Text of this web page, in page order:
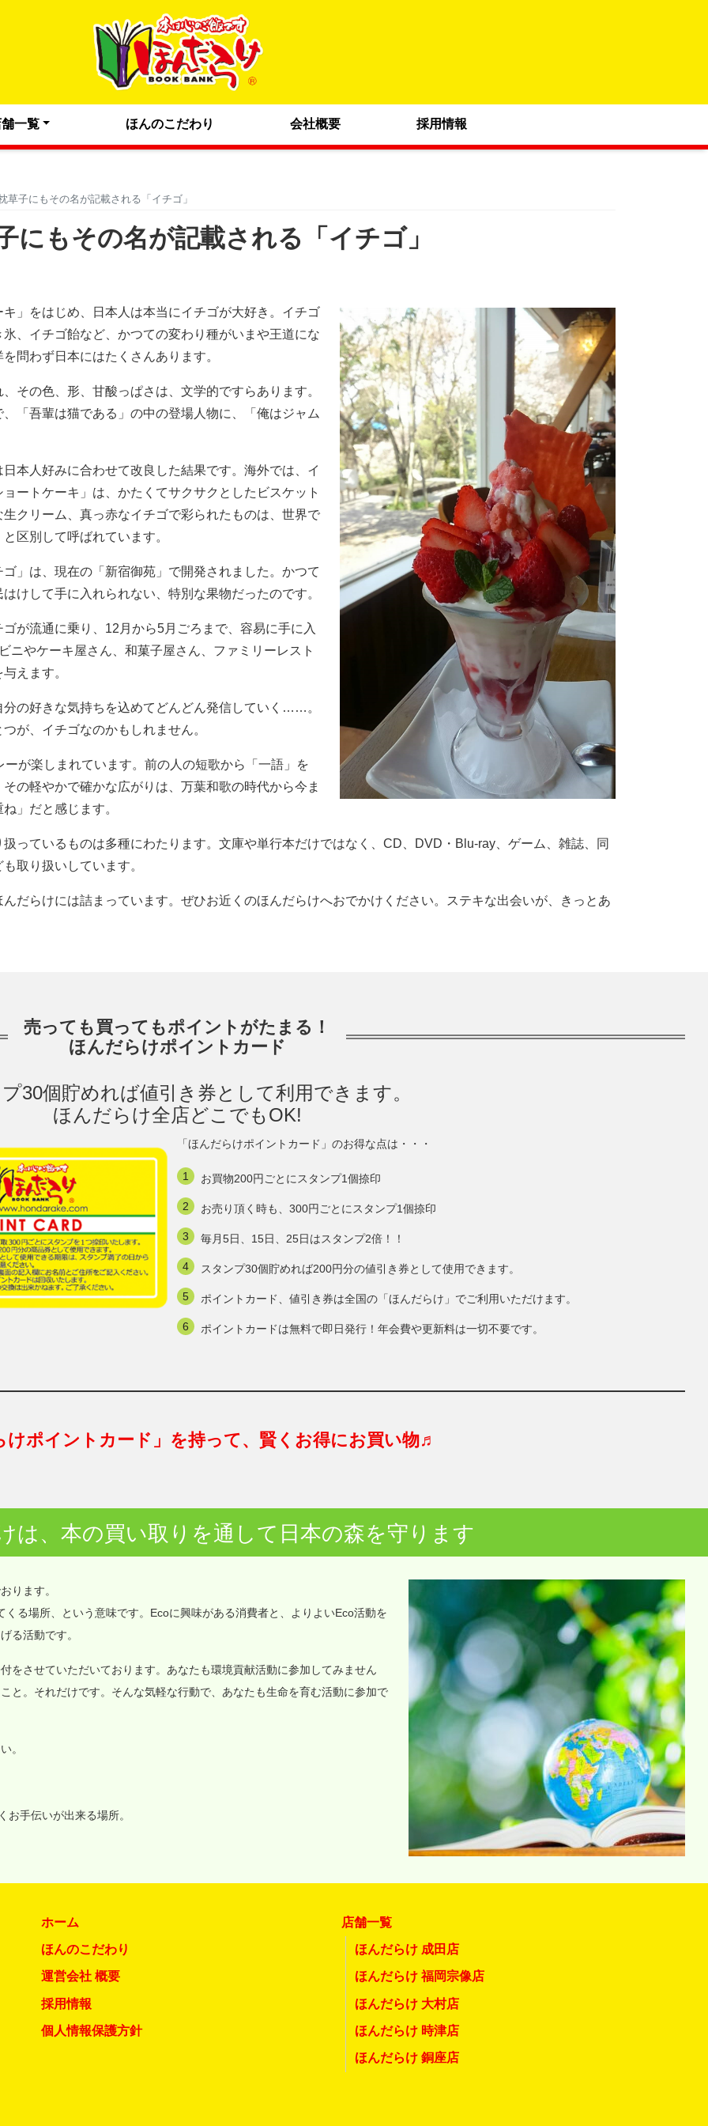
一覧 ほんのこだわり 会社概要 採用情報
草子にもその名が記載される「イチゴ」
にもその名が記載される「イチゴ」
」をはじめ、日本人は本当にイチゴが大好き。イチゴ
、イチゴ飴など、かつての変わり種がいまや王道にな
問わず日本にはたくさんあります。
その色、形、甘酸っぱさは、文学的ですらあります。
「吾輩は猫である」の中の登場人物に、「俺はジャム
本人好みに合わせて改良した結果です。海外では、イ
ートケーキ」は、かたくてサクサクとしたビスケット
クリーム、真っ赤なイチゴで彩られたものは、世界で
区別して呼ばれています。
」は、現在の「新宿御苑」で開発されました。かつて
けして手に入れられない、特別な果物だったのです。
が流通に乗り、12月から5月ごろまで、容易に手に入
ニやケーキ屋さん、和菓子屋さん、ファミリーレスト
えます。
の好きな気持ちを込めてどんどん発信していく……。
が、イチゴなのかもしれません。
が楽しまれています。前の人の短歌から「一語」を
の軽やかで確かな広がりは、万葉和歌の時代から今ま
」だと感じます。
っているものは多種にわたります。文庫や単行本だけではなく、CD、DVD・Blu-ray、ゲーム、雑誌、同
取り扱いしています。
だらけには詰まっています。ぜひお近くのほんだらけへおでかけください。ステキな出会いが、きっとあ
売っても買ってもポイントがたまる！
ほんだらけポイントカード
30個貯めれば値引き券として利用できます。
ほんだらけ全店どこでもOK!
「ほんだらけポイントカード」のお得な点は・・・
お買物200円ごとにスタンプ1個捺印
お売り頂く時も、300円ごとにスタンプ1個捺印
毎月5日、15日、25日はスタンプ2倍！！
スタンプ30個貯めれば200円分の値引き券として使用できます。
ポイントカード、値引き券は全国の「ほんだらけ」でご利用いただけます。
ポイントカードは無料で即日発行！年会費や更新料は一切不要です。
けポイントカード」を持って、賢くお得にお買い物♬
は、本の買い取りを通して日本の森を守ります
ります。
る場所、という意味です。Ecoに興味がある消費者と、よりよいEco活動を
る活動です。
をさせていただいております。あなたも環境貢献活動に参加してみません
と。それだけです。そんな気軽な行動で、あなたも生命を育む活動に参加で
。
手伝いが出来る場所。
ホーム
ほんのこだわり
運営会社 概要
採用情報
個人情報保護方針
店舗一覧
ほんだらけ 成田店
ほんだらけ 福岡宗像店
ほんだらけ 大村店
ほんだらけ 時津店
ほんだらけ 銅座店